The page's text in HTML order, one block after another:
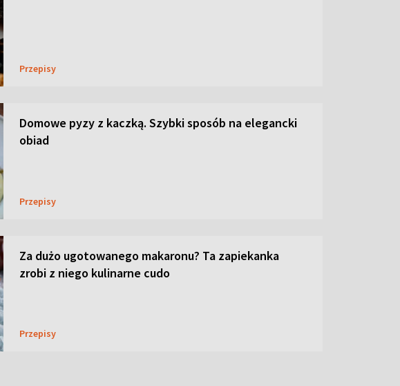
Przepisy
Domowe pyzy z kaczką. Szybki sposób na elegancki
obiad
Przepisy
Za dużo ugotowanego makaronu? Ta zapiekanka
zrobi z niego kulinarne cudo
Przepisy